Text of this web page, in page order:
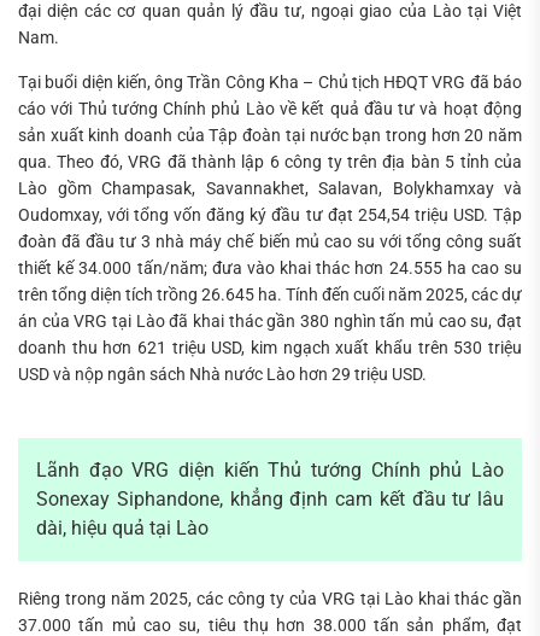
đại diện các cơ quan quản lý đầu tư, ngoại giao của Lào tại Việt
Nam.
Tại buổi diện kiến, ông Trần Công Kha – Chủ tịch HĐQT VRG đã báo
cáo với Thủ tướng Chính phủ Lào về kết quả đầu tư và hoạt động
sản xuất kinh doanh của Tập đoàn tại nước bạn trong hơn 20 năm
qua. Theo đó, VRG đã thành lập 6 công ty trên địa bàn 5 tỉnh của
Lào gồm Champasak, Savannakhet, Salavan, Bolykhamxay và
Oudomxay, với tổng vốn đăng ký đầu tư đạt 254,54 triệu USD. Tập
đoàn đã đầu tư 3 nhà máy chế biến mủ cao su với tổng công suất
thiết kế 34.000 tấn/năm; đưa vào khai thác hơn 24.555 ha cao su
trên tổng diện tích trồng 26.645 ha. Tính đến cuối năm 2025, các dự
án của VRG tại Lào đã khai thác gần 380 nghìn tấn mủ cao su, đạt
doanh thu hơn 621 triệu USD, kim ngạch xuất khẩu trên 530 triệu
USD và nộp ngân sách Nhà nước Lào hơn 29 triệu USD.
Lãnh đạo VRG diện kiến Thủ tướng Chính phủ Lào
Sonexay Siphandone, khẳng định cam kết đầu tư lâu
dài, hiệu quả tại Lào
Riêng trong năm 2025, các công ty của VRG tại Lào khai thác gần
37.000 tấn mủ cao su, tiêu thụ hơn 38.000 tấn sản phẩm, đạt